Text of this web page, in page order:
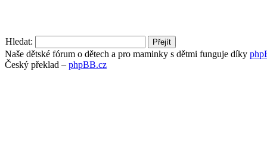
Hledat:
Naše dětské fórum o dětech a pro maminky s dětmi funguje díky
Český překlad – phpBB.cz